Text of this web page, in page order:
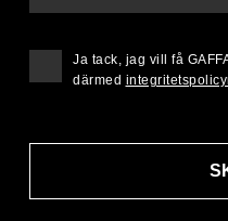
Ja tack, jag vill få
därmed